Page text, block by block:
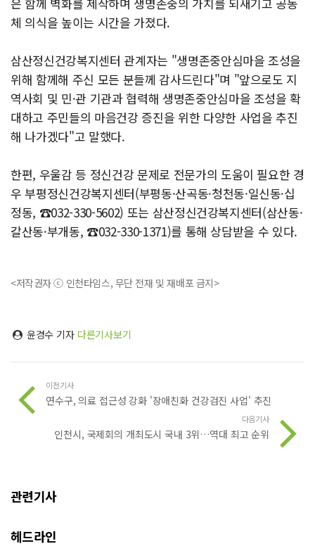
체 의식을 높이는 시간을 가졌다.
삼산정신건강복지센터 관계자는 "생명존중안심마을 조성을
위해 함께해 주신 모든 분들께 감사드린다"며 "앞으로도 지
역사회 및 민·관 기관과 협력해 생명존중안심마을 조성을 확
대하고 주민들의 마음건강 증진을 위한 다양한 사업을 추진
해 나가겠다"고 말했다.
한편, 우울감 등 정신건강 문제로 전문가의 도움이 필요한 경
우 부평정신건강복지센터(부평동·산곡동·청천동·일신동·십
정동, ☎032-330-5602) 또는 삼산정신건강복지센터(삼산동·
갈산동·부개동, ☎032-330-1371)를 통해 상담받을 수 있다.
<저작권자 ⓒ 인천타임스, 무단 전재 및 재배포 금지>
윤경수 기자 다른기사보기
이전기사
연수구, 의료 접근성 강화 '장애친화 건강검진 사업' 추진
다음기사
인천시, 국제회의 개최도시 국내 3위…역대 최고 순위
관련기사
헤드라인